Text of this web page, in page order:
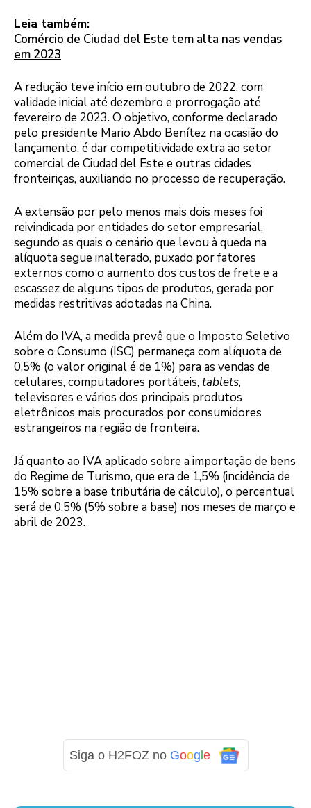
Leia também:
Comércio de Ciudad del Este tem alta nas vendas
em 2023
A redução teve início em outubro de 2022, com
validade inicial até dezembro e prorrogação até
fevereiro de 2023. O objetivo, conforme declarado
pelo presidente Mario Abdo Benítez na ocasião do
lançamento, é dar competitividade extra ao setor
comercial de Ciudad del Este e outras cidades
fronteiriças, auxiliando no processo de recuperação.
A extensão por pelo menos mais dois meses foi
reivindicada por entidades do setor empresarial,
segundo as quais o cenário que levou à queda na
alíquota segue inalterado, puxado por fatores
externos como o aumento dos custos de frete e a
escassez de alguns tipos de produtos, gerada por
medidas restritivas adotadas na China.
Além do IVA, a medida prevê que o Imposto Seletivo
sobre o Consumo (ISC) permaneça com alíquota de
0,5% (o valor original é de 1%) para as vendas de
celulares, computadores portáteis,tablets,
televisores e vários dos principais produtos
eletrônicos mais procurados por consumidores
estrangeiros na região de fronteira.
Já quanto ao IVA aplicado sobre a importação de bens
do Regime de Turismo, que era de 1,5% (incidência de
15% sobre a base tributária de cálculo), o percentual
será de 0,5% (5% sobre a base) nos meses de março e
abril de 2023.
Siga o H2FOZ no Google